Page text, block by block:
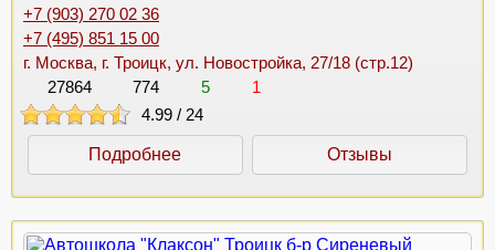
+7 (903) 270 02 36
+7 (495) 851 15 00
г. Москва, г. Троицк, ул. Новостройка, 27/18 (стр.12)
27864
774 5
1
4.99 / 24
Подробнее Отзывы